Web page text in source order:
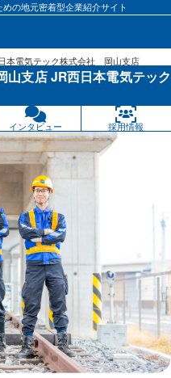
めの地元密着型企業紹介サイト
本電気テック株式会社 岡山支店
支店 JR西日本電気テック
インタビュー 採用情報